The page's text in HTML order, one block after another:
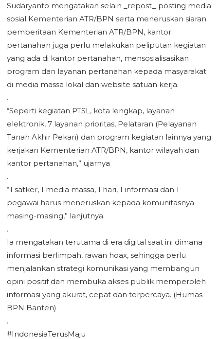
Sudaryanto mengatakan selain _repost_ posting media
sosial Kementerian ATR/BPN serta meneruskan siaran
pemberitaan Kementerian ATR/BPN, kantor
pertanahan juga perlu melakukan peliputan kegiatan
yang ada di kantor pertanahan, mensosialisasikan
program dan layanan pertanahan kepada masyarakat
di media massa lokal dan website satuan kerja.
.
“Seperti kegiatan PTSL, kota lengkap, layanan
elektronik, 7 layanan prioritas, Pelataran (Pelayanan
Tanah Akhir Pekan) dan program kegiatan lainnya yang
kerjakan Kementerian ATR/BPN, kantor wilayah dan
kantor pertanahan,” ujarnya
.
“1 satker, 1 media massa, 1 hari, 1 informasi dan 1
pegawai harus meneruskan kepada komunitasnya
masing-masing,” lanjutnya.
.
Ia mengatakan terutama di era digital saat ini dimana
informasi berlimpah, rawan hoax, sehingga perlu
menjalankan strategi komunikasi yang membangun
opini positif dan membuka akses publik memperoleh
informasi yang akurat, cepat dan terpercaya. (Humas
BPN Banten)
.
#IndonesiaTerusMaju